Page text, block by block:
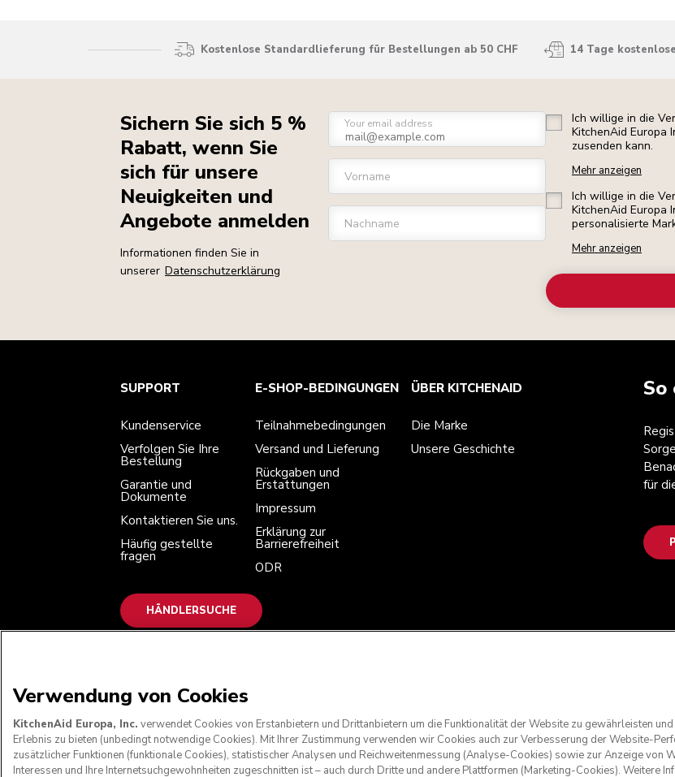
Kostenlose Standardlieferung für Bestellungen ab 50 CHF 14 Tage
Sichern Sie sich 5 %
Rabatt, wenn Sie
sich für unsere
Neuigkeiten und
Angebote anmelden
Informationen finden Sie in
unserer Datenschutzerklärung
Your email address
Vorname
Nachname
Ich willige in die
KitchenAid Europa
zusenden kann.
Mehr anzeigen
Ich willige in die
KitchenAid Europa
personalisierte
Mehr anzeigen
So
für
Kundenservice
Verfolgen Sie Ihre Bestellung
Häufig gestellte fragen
Teilnahmebedingungen
Versand und Lieferung
Erklärung zur Barrierefreiheit
Die Marke
Unsere Geschichte
Händlersuche
SUPPORT
Kundenservice
Verfolgen Sie Ihre
Bestellung
Garantie und
Dokumente
Kontaktieren Sie uns.
Häufig gestellte
fragen
E-SHOP-BEDINGUNGEN
Teilnahmebedingungen
Versand und Lieferung
Rückgaben und
Erstattungen
Impressum
Erklärung zur
Barrierefreiheit
ODR
ÜBER KITCHENAID
Die Marke
Unsere Geschichte
HÄNDLERSUCHE
Verwendung von Cookies
KitchenAid Europa, Inc. verwendet Cookies von Erstanbietern und Drittanbietern um die Funktionalität der Website zu gewährleisten
Erlebnis zu bieten (unbedingt notwendige Cookies). Mit Ihrer Zustimmung verwenden wir Cookies auch zur Verbesserung der Website-
zusätzlicher Funktionen (funktionale Cookies), statistischer Analysen und Reichweitenmessung (Analyse-Cookies) sowie zur Anzeige von
Interessen und Ihre Internetsuchgewohnheiten zugeschnitten ist – auch durch Dritte und andere Plattformen (Marketing-Cookies). Weitere